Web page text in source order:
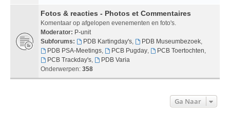
Fotos & reacties - Photos et Commentaires
Komentaar op afgelopen evenementen en foto's.
Moderator: P-unit
Subforums:
PDB Kartingday's, PDB Museumbezoek,
PDB PSA-Meetings, PCB Pugday, PCB Toertochten,
PCB Trackday's,
PDB Varia
Onderwerpen: 358
Ga Naar